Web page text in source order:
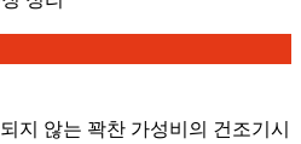
지 않는 꽉찬 가성비의 건조기시